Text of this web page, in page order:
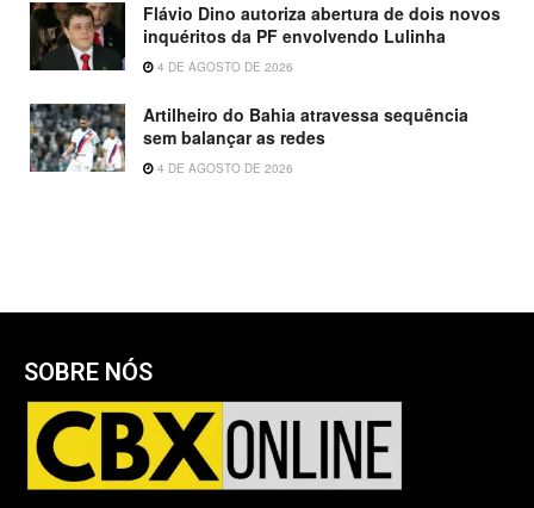
Flávio Dino autoriza abertura de dois novos
inquéritos da PF envolvendo Lulinha
4 DE AGOSTO DE 2026
Artilheiro do Bahia atravessa sequência
sem balançar as redes
4 DE AGOSTO DE 2026
SOBRE NÓS